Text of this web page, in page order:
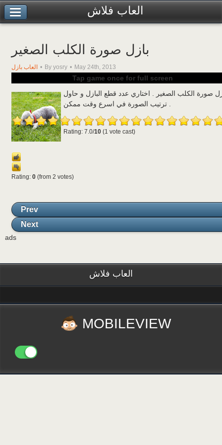
العاب فلاش
بازل صورة الكلب الصغير
العاب بازل By yosry May 24th, 2013
Tap game once for full screen
صورة الكلب الصغير . اختاري عدد قطع البازل و حاول
Rating: 7.0/10 (1 vote cast)
Rating: 0 (from 2 votes)
Prev
Next
ads
العاب فلاش
MOBILEVIEW